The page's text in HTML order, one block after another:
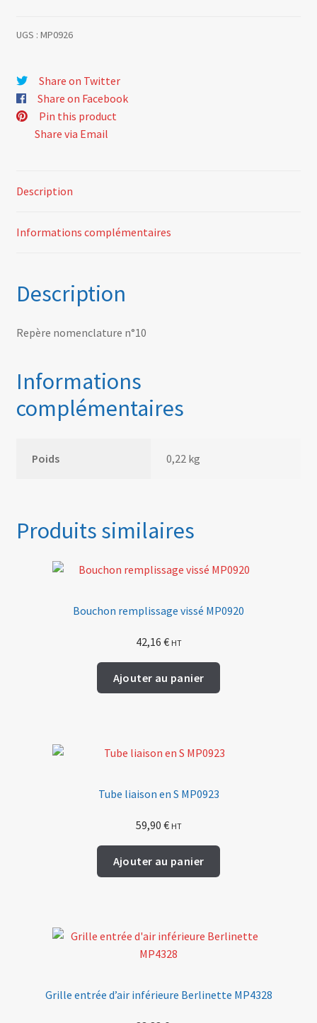
UGS : MP0926
Share on Twitter
Share on Facebook
Pin this product
Share via Email
Description
Informations complémentaires
Description
Repère nomenclature n°10
Informations
complémentaires
Poids 0,22 kg
Produits similaires
Bouchon remplissage vissé MP0920
42,16 € HT
Ajouter au panier
Tube liaison en S MP0923
59,90 € HT
Ajouter au panier
Grille entrée d’air inférieure Berlinette MP4328